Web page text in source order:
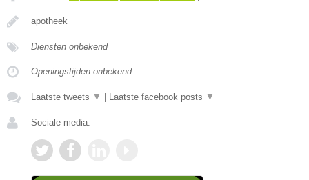
apotheek
Diensten onbekend
Openingstijden onbekend
Laatste tweets ▼ Laatste facebook posts ▼
Sociale media: